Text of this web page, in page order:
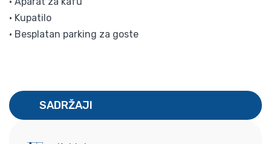
• Kupatilo
• Besplatan parking za goste
SADRŽAJI